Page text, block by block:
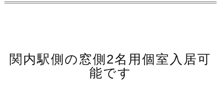
関内駅側の窓側2名用個室入居可
能です